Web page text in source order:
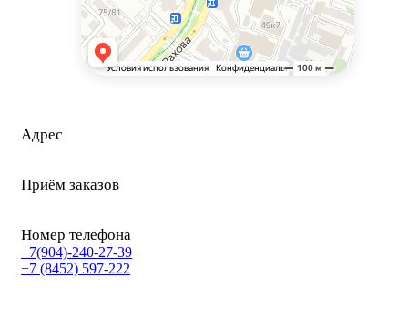
Адрес
Приём заказов
Номер телефона
+7(904)-240-27-39
+7 (8452) 597-222